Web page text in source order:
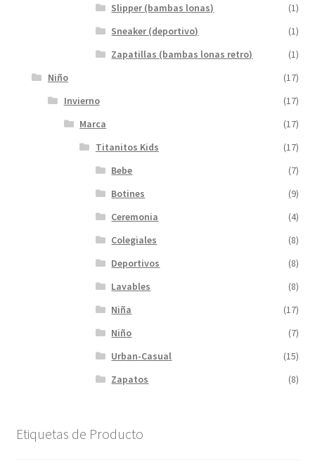
Slipper (bambas lonas)
(1)
Sneaker (deportivo)
(1)
Zapatillas (bambas lonas retro)
(1)
Niño
(17)
Invierno
(17)
Marca
(17)
Titanitos Kids
(17)
Bebe
(7)
Botines
(9)
Ceremonia
(4)
Colegiales
(8)
Deportivos
(8)
Lavables
(8)
Niña
(17)
Niño
(7)
Urban-Casual
(15)
Zapatos
(8)
Etiquetas de Producto